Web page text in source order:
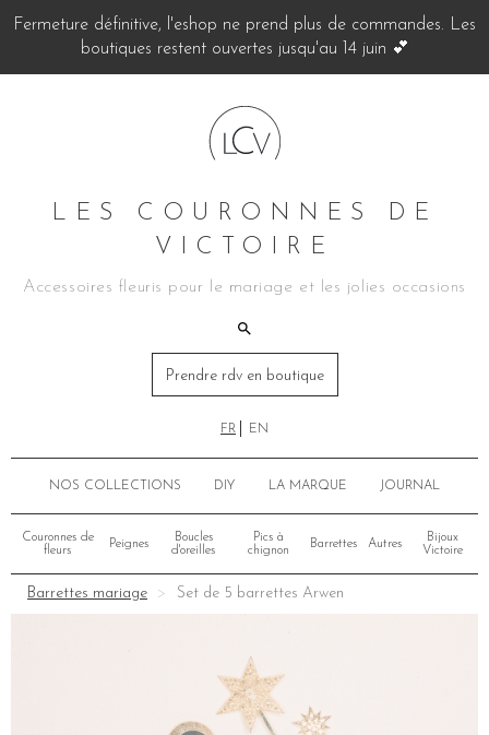
Fermeture définitive, l'eshop ne prend plus de commandes. Les
boutiques restent ouvertes jusqu'au 14 juin 💕
LES COURONNES DE
VICTOIRE
Accessoires fleuris pour le mariage et les jolies occasions
Prendre rdv en boutique
FR EN
NOS COLLECTIONS DIY LA MARQUE JOURNAL
Couronnes de
fleurs
Peignes
Boucles
d'oreilles
Pics à
chignon
Barrettes Autres
Bijoux
Victoire
Barrettes mariage Set de 5 barrettes Arwen